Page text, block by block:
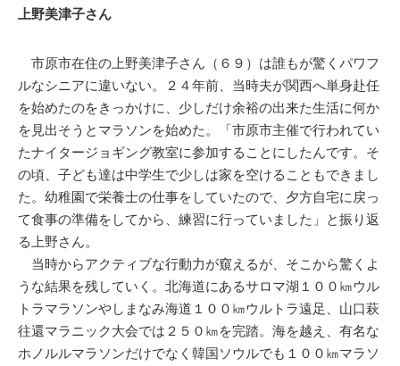
上野美津子さん
市原市在住の上野美津子さん（６９）は誰もが驚くパワフ
ルなシニアに違いない。２４年前、当時夫が関西へ単身赴任
を始めたのをきっかけに、少しだけ余裕の出来た生活に何か
を見出そうとマラソンを始めた。「市原市主催で行われてい
たナイタージョギング教室に参加することにしたんです。そ
の頃、子ども達は中学生で少しは家を空けることもできまし
た。幼稚園で栄養士の仕事をしていたので、夕方自宅に戻っ
て食事の準備をしてから、練習に行っていました」と振り返
る上野さん。
当時からアクティブな行動力が窺えるが、そこから驚くよ
うな結果を残していく。北海道にあるサロマ湖１００㎞ウル
トラマラソンやしまなみ海道１００㎞ウルトラ遠足、山口萩
往還マラニック大会では２５０㎞を完踏。海を越え、有名な
ホノルルマラソンだけでなく韓国ソウルでも１００㎞マラソ